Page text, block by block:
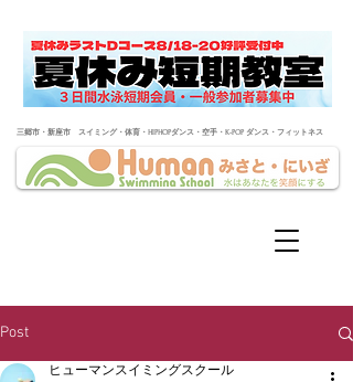
​三郷市・新座市 スイミング・体育・HIPHOPダンス・空手・K-POP ダンス・フィットネス
Post
ヒューマンスイミングスクール